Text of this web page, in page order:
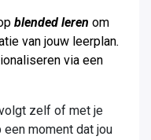
blended leren om
van jouw leerplan.
via een
zelf of met je
moment dat jou